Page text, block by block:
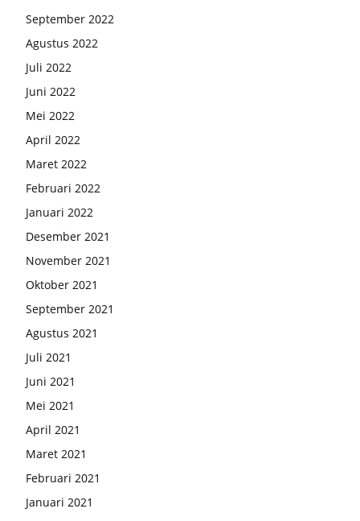
September 2022
Agustus 2022
Juli 2022
Juni 2022
Mei 2022
April 2022
Maret 2022
Februari 2022
Januari 2022
Desember 2021
November 2021
Oktober 2021
September 2021
Agustus 2021
Juli 2021
Juni 2021
Mei 2021
April 2021
Maret 2021
Februari 2021
Januari 2021